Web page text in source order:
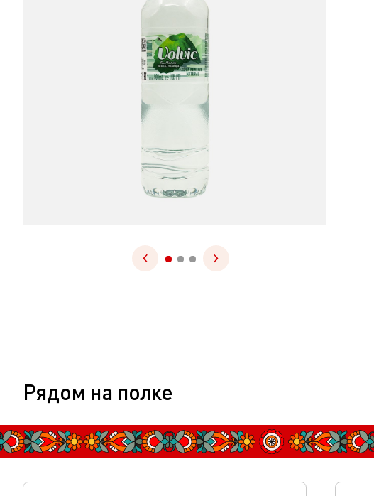
Рядом на полке